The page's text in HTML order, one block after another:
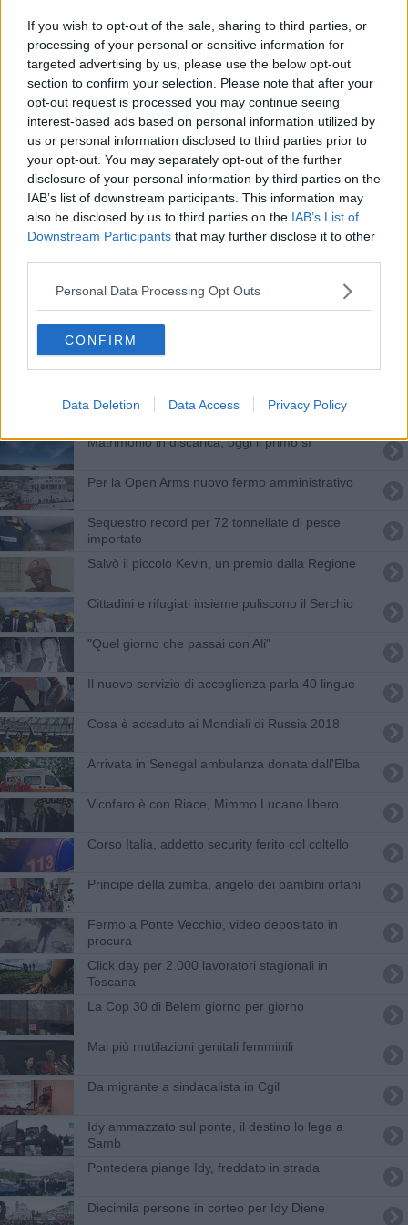
If you wish to opt-out of the sale, sharing to third parties, or
processing of your personal or sensitive information for
targeted advertising by us, please use the below opt-out
section to confirm your selection. Please note that after your
opt-out request is processed you may continue seeing
interest-based ads based on personal information utilized by
us or personal information disclosed to third parties prior to
your opt-out. You may separately opt-out of the further
disclosure of your personal information by third parties on the
IAB’s list of downstream participants. This information may
also be disclosed by us to third parties on the IAB’s List of
Downstream Participants that may further disclose it to other
Personal Data Processing Opt Outs
CONFIRM
Data Deletion Data Access Privacy Policy
Sbarco a Salerno, in arrivo migranti in Toscana
Incendio anche davanti alla caserma dei pompieri
Traffico di rifiuti, 116 indagati a Firenze
Addio uomo del sorriso, l'ultimo saluto a Idy
Il pesce pappagallo di Pianosa
L'ex calciatore depredava gli spogliatoi
Mazzinghi, il ricordo di Mouhamed Ali Ndiaye
Willy
Aggredisce nonna e nipoti, lo blocca un vicino
Matrimonio in discarica, oggi il primo sì
Per la Open Arms nuovo fermo amministrativo
Sequestro record per 72 tonnellate di pesce
importato
Salvò il piccolo Kevin, un premio dalla Regione
Cittadini e rifugiati insieme puliscono il Serchio
​"Quel giorno che passai con Ali"
Il nuovo servizio di accoglienza parla 40 lingue
Cosa è accaduto ai Mondiali di Russia 2018
Arrivata in Senegal ambulanza donata dall'Elba
Vicofaro è con Riace, Mimmo Lucano libero
Corso Italia, addetto security ferito col coltello
Principe della zumba, angelo dei bambini orfani
Fermo a Ponte Vecchio, video depositato in
procura
Click day per 2.000 lavoratori stagionali in
Toscana
​La Cop 30 di Belem giorno per giorno
Mai più mutilazioni genitali femminili
Da migrante a sindacalista in Cgil
Idy ammazzato sul ponte, il destino lo lega a
Samb
Pontedera piange Idy, freddato in strada
Diecimila persone in corteo per Idy Diene